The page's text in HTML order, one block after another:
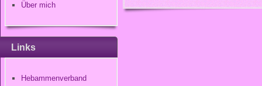
Über mich
Links
Hebammenverband